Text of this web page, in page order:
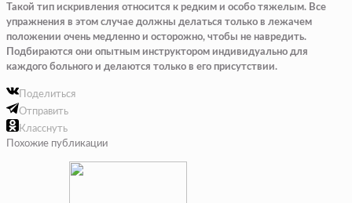
Такой тип искривления относится к редким и особо тяжелым. Все
упражнения в этом случае должны делаться только в лежачем
положении очень медленно и осторожно, чтобы не навредить.
Подбираются они опытным инструктором индивидуально для
каждого больного и делаются только в его присутствии.
Поделиться
Отправить
Класснуть
Похожие публикации